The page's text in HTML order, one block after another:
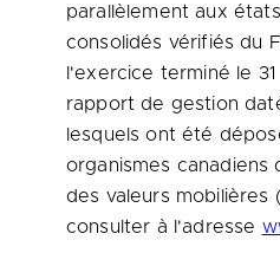
parallèlement aux
consolidés vérifiés du
l'exercice terminé le 31
rapport de gestion
lesquels ont été
organismes canadiens
des valeurs mobilières
consulter à l'adresse